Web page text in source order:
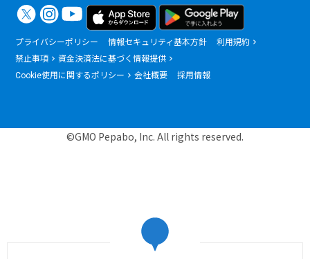
プライバシーポリシー 情報セキュリティ基本方針
利用規約
禁止事項
資金決済法に基づく情報提供
Cookie使用に関するポリシー
会社概要 採用情報
©GMO Pepabo, Inc. All rights reserved.